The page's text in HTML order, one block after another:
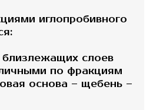
иглопробивного
близлежащих слоев
по фракциям
основа – щебень –